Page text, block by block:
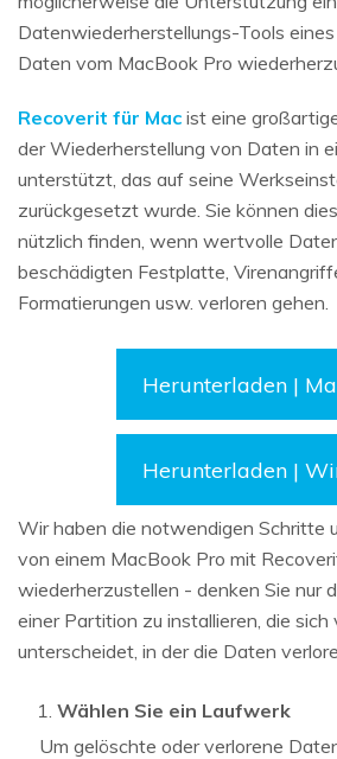
Datenwiederherstellungs-Tools
Daten vom MacBook Pro
Recoverit für Mac ist eine
der Wiederherstellung von Daten in
unterstützt, das auf seine
zurückgesetzt wurde. Sie können
nützlich finden, wenn wertvolle
beschädigten Festplatte,
Formatierungen usw. verloren gehen.
Herunterladen |
Herunterladen |
Wir haben die notwendigen Schritte
von einem MacBook Pro mit
wiederherzustellen - denken Sie nur
einer Partition zu installieren, die
unterscheidet, in der die Daten
Wählen Sie ein Laufwerk
Um gelöschte oder verlorene